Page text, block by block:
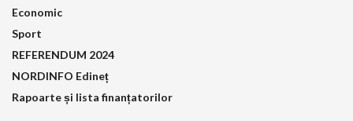
Economic
Sport
REFERENDUM 2024
NORDINFO Edineț
Rapoarte și lista finanțatorilor